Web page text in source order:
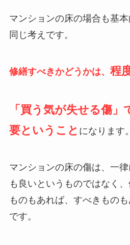
マンションの床の場合も基
同じ考えです。
修繕すべきかどうかは、 程
「買う気が失せる傷
要ということ になります。
マンションの床の傷は、一
も良いというものではなく
ものもあれば、すべきもの
です。